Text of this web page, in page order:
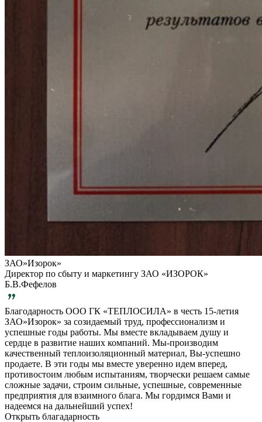
ЗАО»Изорок»
Директор по сбыту и маркетингу ЗАО «ИЗОРОК»
Б.В.Фефелов
Благодарность ООО ГК «ТЕПЛОСИЛА» в честь 15-летия
ЗАО»Изорок» за созидаемый труд, профессионализм и
успешные годы работы. Мы вместе вкладываем душу и
сердце в развитие наших компаний. Мы-производим
качественный теплоизоляционный материал, Вы-успешно
продаете. В эти годы мы вместе уверенно идем вперед,
противостоим любым испытаниям, творчески решаем самые
сложные задачи, строим сильные, успешные, современные
предприятия для взаимного блага. Мы гордимся Вами и
надеемся на дальнейший успех!
Открыть благадарность